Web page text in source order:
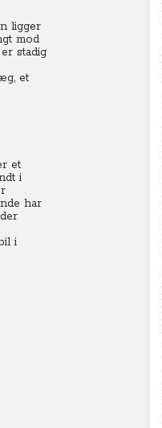
ligger
mod
stadig
et
et
i
har
i